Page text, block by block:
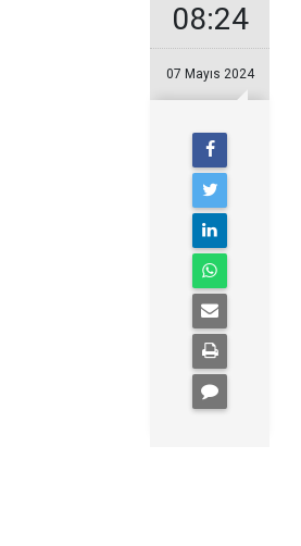
08:24
07 Mayıs 2024